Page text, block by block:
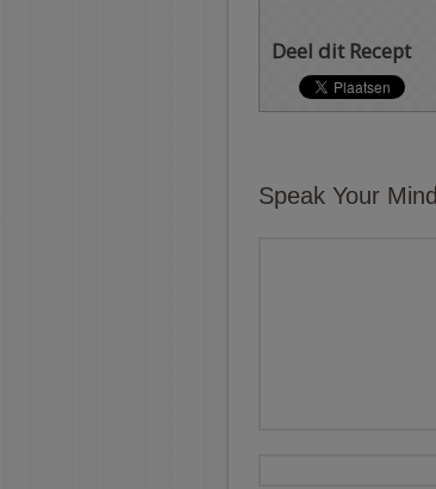
Deel dit Recept
Speak Your Mind